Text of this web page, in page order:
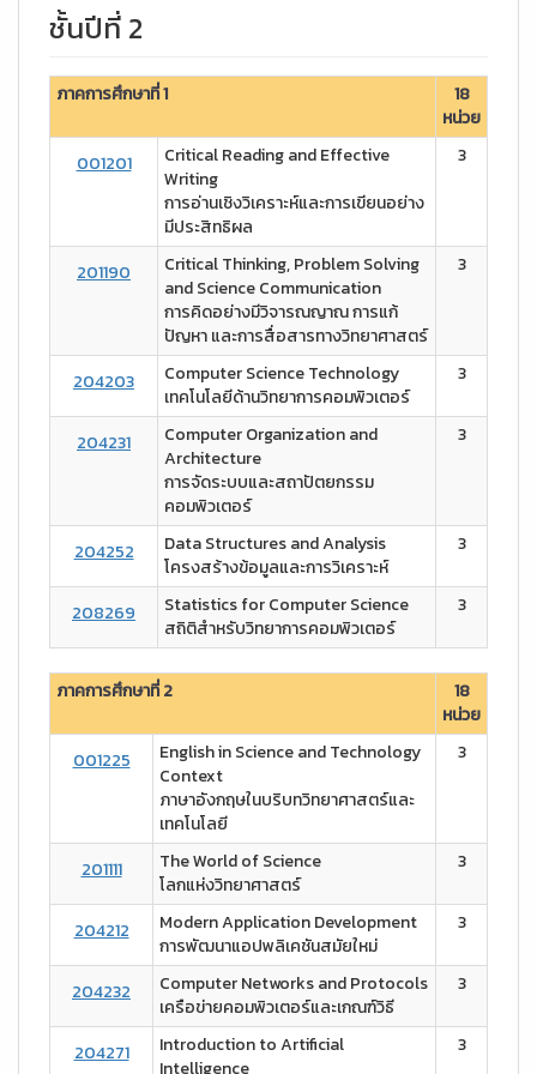
ชั้นปีที่ 2
ภาคการศึกษาที่ 1
18
หน่วย
001201
Critical Reading and Effective
Writing
การอ่านเชิงวิเคราะห์และการเขียนอย่าง
มีประสิทธิผล
3
201190
Critical Thinking, Problem Solving
and Science Communication
การคิดอย่างมีวิจารณญาณ การแก้
ปัญหา และการสื่อสารทางวิทยาศาสตร์
3
204203
Computer Science Technology
เทคโนโลยีด้านวิทยาการคอมพิวเตอร์
3
204231
Computer Organization and
Architecture
การจัดระบบและสถาปัตยกรรม
คอมพิวเตอร์
3
204252
Data Structures and Analysis
โครงสร้างข้อมูลและการวิเคราะห์
3
208269
Statistics for Computer Science
สถิติสำหรับวิทยาการคอมพิวเตอร์
3
ภาคการศึกษาที่ 2
18
หน่วย
001225
English in Science and Technology
Context
ภาษาอังกฤษในบริบทวิทยาศาสตร์และ
เทคโนโลยี
3
201111
The World of Science
โลกแห่งวิทยาศาสตร์
3
204212
Modern Application Development
การพัฒนาแอปพลิเคชันสมัยใหม่
3
204232
Computer Networks and Protocols
เครือข่ายคอมพิวเตอร์และเกณฑ์วิธี
3
204271
Introduction to Artificial
Intelligence
3